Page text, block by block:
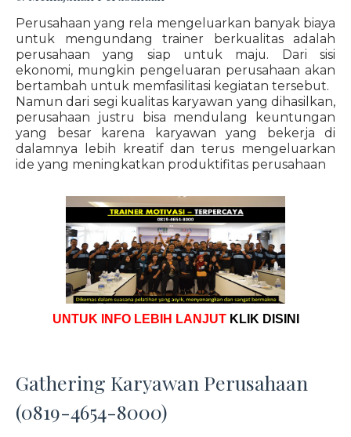
Perusahaan yang rela mengeluarkan banyak biaya
untuk mengundang trainer berkualitas adalah
perusahaan yang siap untuk maju. Dari sisi
ekonomi, mungkin pengeluaran perusahaan akan
bertambah untuk memfasilitasi kegiatan tersebut.
Namun dari segi kualitas karyawan yang dihasilkan,
perusahaan justru bisa mendulang keuntungan
yang besar karena karyawan yang bekerja di
dalamnya lebih kreatif dan terus mengeluarkan
ide yang meningkatkan produktifitas perusahaan
UNTUK INFO LEBIH LANJUT KLIK DISINI
Gathering Karyawan Perusahaan
(0819-4654-8000)